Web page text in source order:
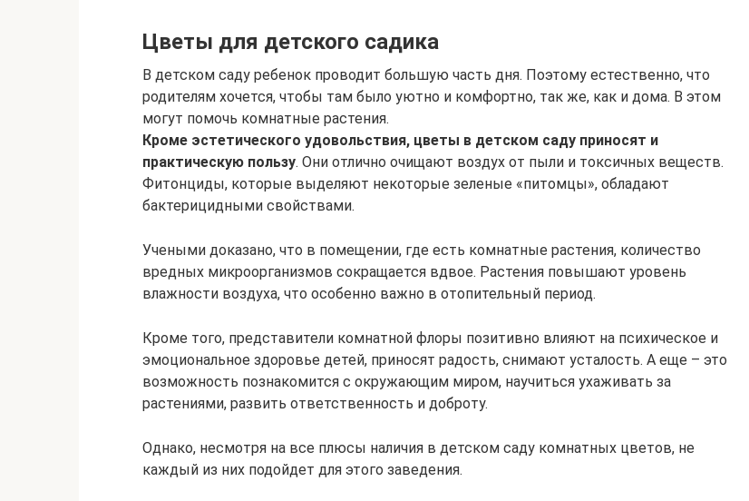
Цветы для детского садика
В детском саду ребенок проводит большую часть дня. Поэтому естественно, что
родителям хочется, чтобы там было уютно и комфортно, так же, как и дома. В этом
могут помочь комнатные растения.
Кроме эстетического удовольствия, цветы в детском саду приносят и
практическую пользу. Они отлично очищают воздух от пыли и токсичных веществ.
Фитонциды, которые выделяют некоторые зеленые «питомцы», обладают
бактерицидными свойствами.
Учеными доказано, что в помещении, где есть комнатные растения, количество
вредных микроорганизмов сокращается вдвое. Растения повышают уровень
влажности воздуха, что особенно важно в отопительный период.
Кроме того, представители комнатной флоры позитивно влияют на психическое и
эмоциональное здоровье детей, приносят радость, снимают усталость. А еще – это
возможность познакомится с окружающим миром, научиться ухаживать за
растениями, развить ответственность и доброту.
Однако, несмотря на все плюсы наличия в детском саду комнатных цветов, не
каждый из них подойдет для этого заведения.